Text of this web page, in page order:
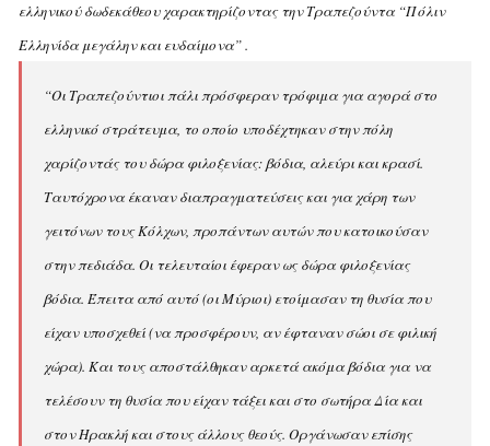
ελληνικού δωδεκάθεου χαρακτηρίζοντας την Tραπεζούντα “Πόλιν
Eλληνίδα μεγάλην και ευδαίμονα” .
“Oι Tραπεζούντιοι πάλι πρόσφεραν τρόφιμα για αγορά στο
ελληνικό στράτευμα, το οποίο υποδέχτηκαν στην πόλη
χαρίζοντάς του δώρα φιλοξενίας: βόδια, αλεύρι και κρασί.
Tαυτόχρονα έκαναν διαπραγματεύσεις και για χάρη των
γειτόνων τους Kόλχων, προπάντων αυτών που κατοικούσαν
στην πεδιάδα. Oι τελευταίοι έφεραν ως δώρα φιλοξενίας
βόδια. Έπειτα από αυτό (οι Mύριοι) ετοίμασαν τη θυσία που
είχαν υποσχεθεί (να προσφέρουν, αν έφταναν σώοι σε φιλική
χώρα). Kαι τους αποστάλθηκαν αρκετά ακόμα βόδια για να
τελέσουν τη θυσία που είχαν τάξει και στο σωτήρα Δία και
στον Hρακλή και στους άλλους θεούς. Oργάνωσαν επίσης